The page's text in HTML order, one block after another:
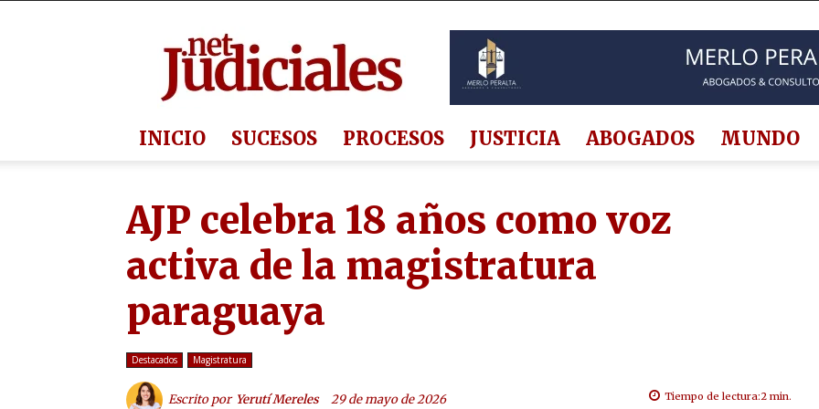
INICIO SUCESOS PROCESOS JUSTICIA ABOGADOS MUNDO
AJP celebra 18 años como voz
activa de la magistratura
paraguaya
Destacados Magistratura
Escrito por Yerutí Mereles 29 de mayo de 2026 Tiempo de lectura:2 min.